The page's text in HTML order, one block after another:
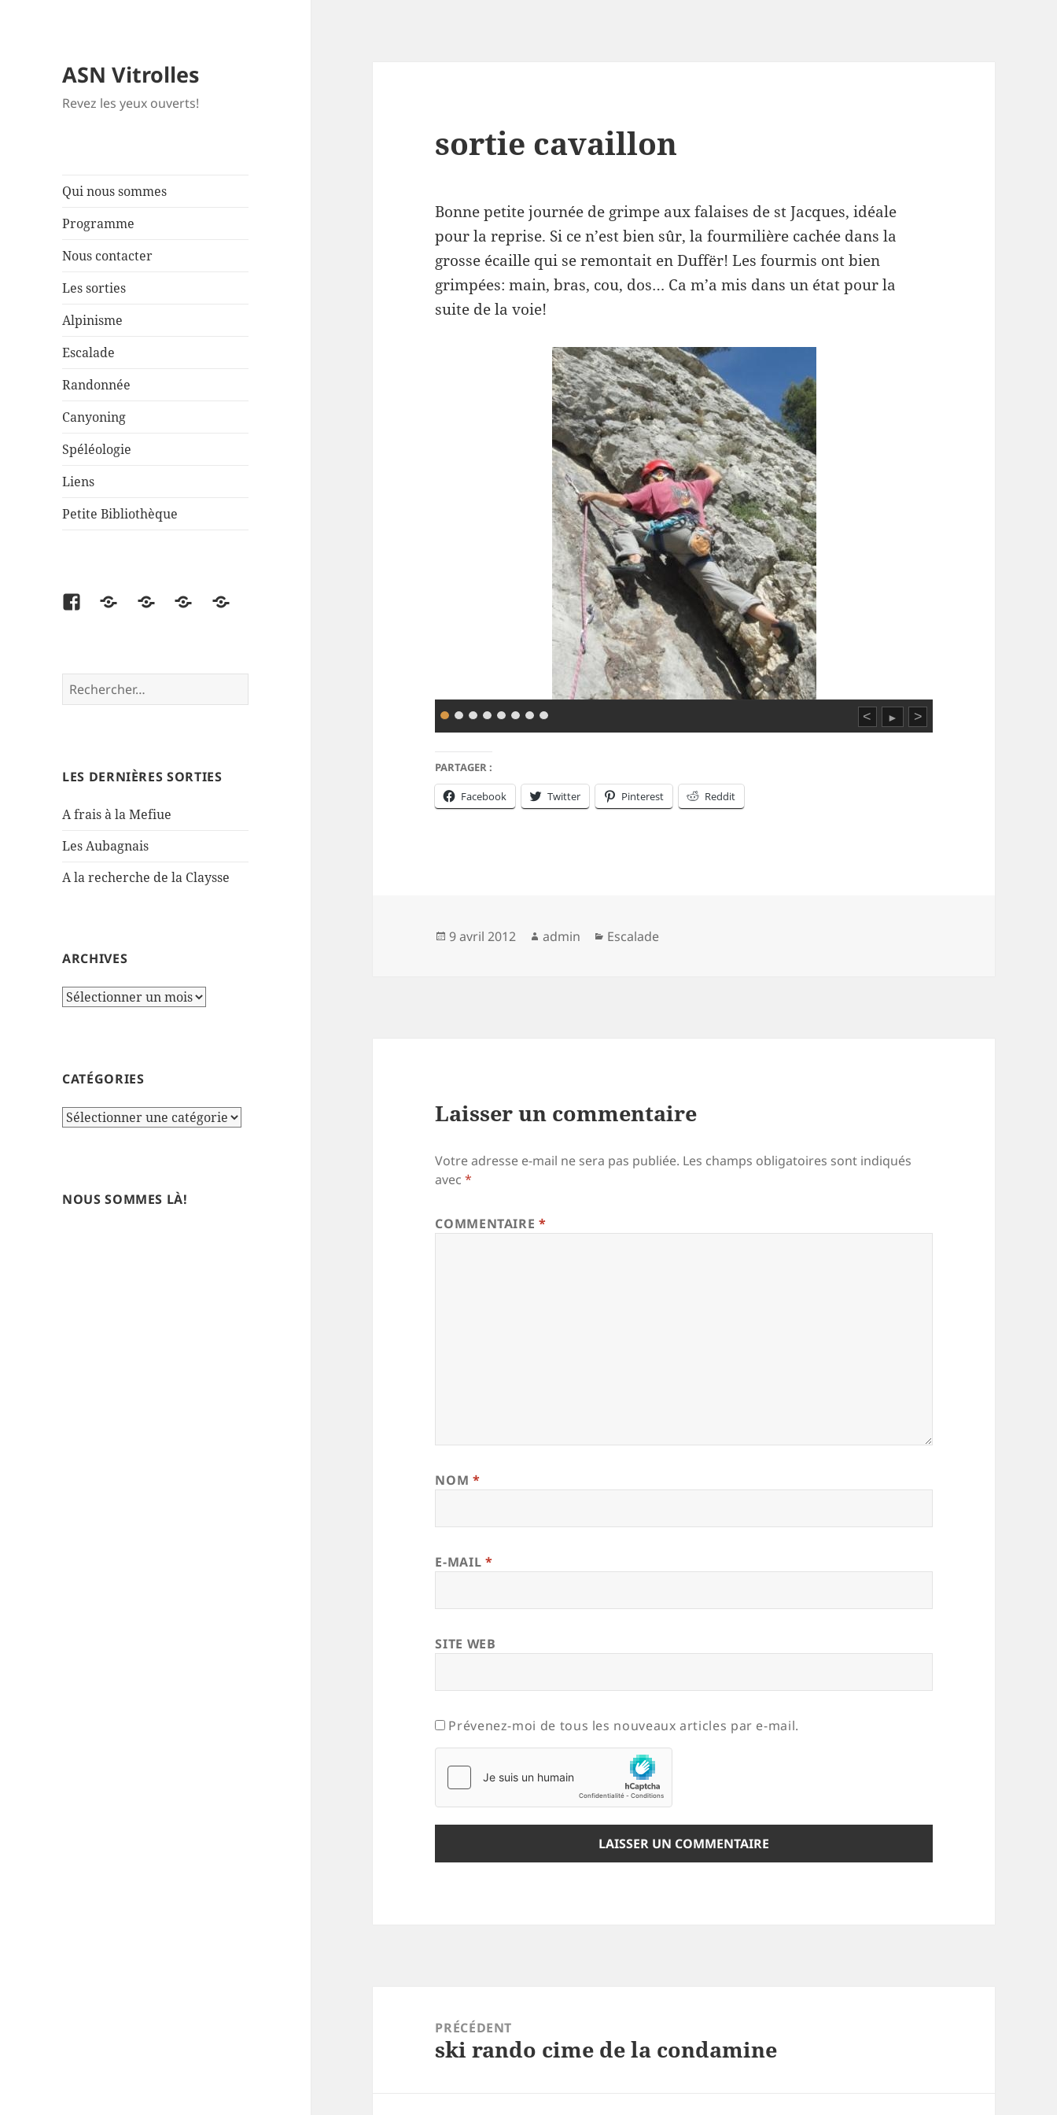
ASN Vitrolles
Revez les yeux ouverts!
Qui nous sommes
Programme
Nous contacter
Les sorties
Alpinisme
Escalade
Randonnée
Canyoning
Spéléologie
Liens
Petite Bibliothèque
FacebookPartenaire
Liens CartesPetite
Rechercher :
LES DERNIÈRES SORTIES
A frais à la Mefiue
Les Aubagnais
A la recherche de la Claysse
ARCHIVES
Archives
CATÉGORIES
Catégories
NOUS SOMMES LÀ!
sortie cavaillon
Bonne petite journée de grimpe aux falaises de st Jacques, idéale
pour la reprise. Si ce n’est bien sûr, la fourmilière cachée dans la
grosse écaille qui se remontait en Duffër! Les fourmis ont bien
grimpées: main, bras, cou, dos… Ca m’a mis dans un état pour la
suite de la voie!
< ► >
PARTAGER :
Facebook Twitter Pinterest Reddit
Publié
9 avril 2012 Auteur
admin Catégories
Escalade
Laisser un commentaire
Votre adresse e-mail ne sera pas publiée. Les champs obligatoires sont indiqués
avec*
COMMENTAIRE*
NOM *
E-MAIL *
SITE WEB
Prévenez-moi de tous les nouveaux articles par e-mail.
PRÉCÉDENT
Article
ski rando cime de la condamine